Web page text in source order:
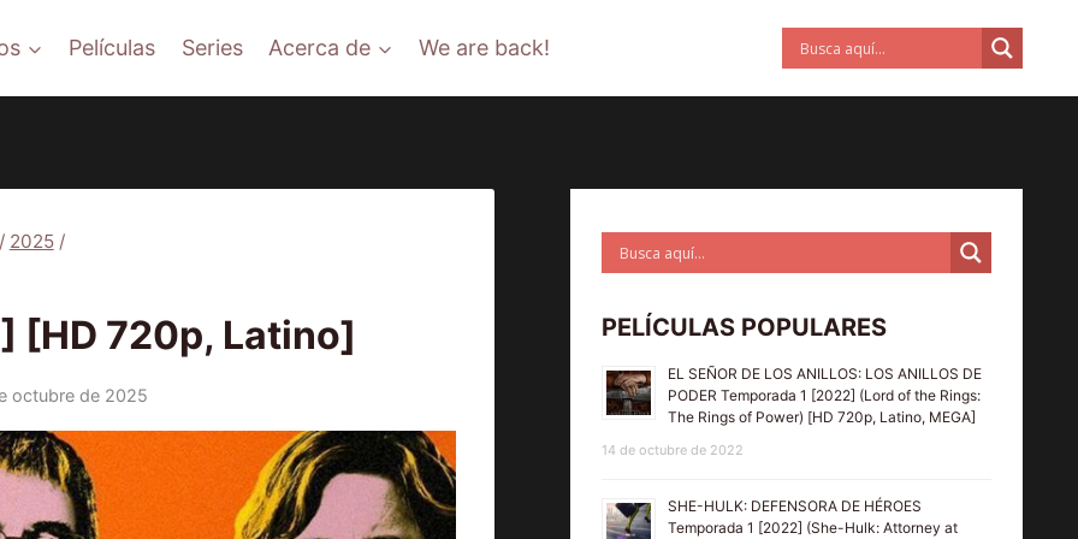
Películas Series Acerca de We are back!
/ 2025 /
[HD 720p, Latino]
octubre de 2025
PELÍCULAS POPULARES
EL SEÑOR DE LOS ANILLOS: LOS ANILLOS DE
PODER Temporada 1 [2022] (Lord of the Rings:
The Rings of Power) [HD 720p, Latino, MEGA]
14 de octubre de 2022
SHE-HULK: DEFENSORA DE HÉROES
Temporada 1 [2022] (She-Hulk: Attorney at